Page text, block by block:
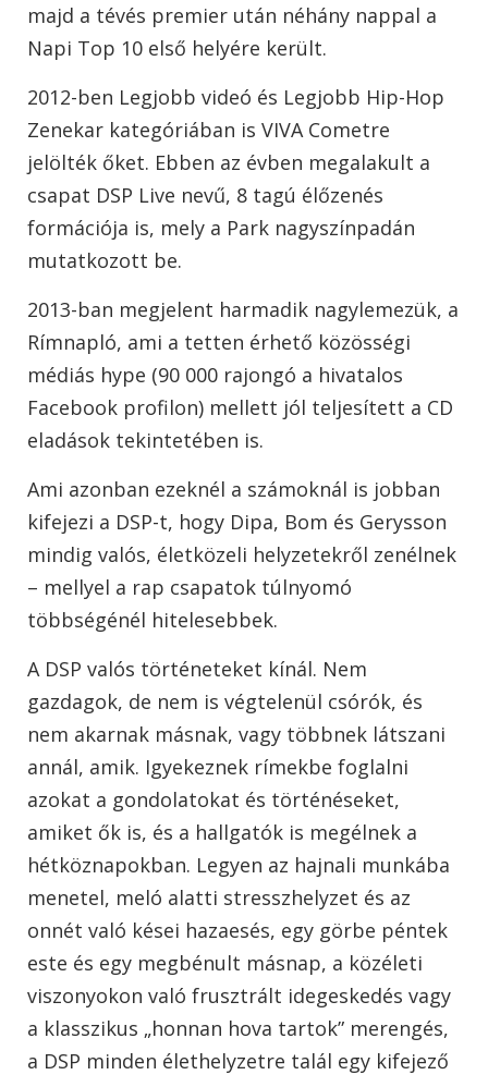
majd a tévés premier után néhány nappal a
Napi Top 10 első helyére került.
2012-ben Legjobb videó és Legjobb Hip-Hop
Zenekar kategóriában is VIVA Cometre
jelölték őket. Ebben az évben megalakult a
csapat DSP Live nevű, 8 tagú élőzenés
formációja is, mely a Park nagyszínpadán
mutatkozott be.
2013-ban megjelent harmadik nagylemezük, a
Rímnapló, ami a tetten érhető közösségi
médiás hype (90 000 rajongó a hivatalos
Facebook profilon) mellett jól teljesített a CD
eladások tekintetében is.
Ami azonban ezeknél a számoknál is jobban
kifejezi a DSP-t, hogy Dipa, Bom és Gerysson
mindig valós, életközeli helyzetekről zenélnek
– mellyel a rap csapatok túlnyomó
többségénél hitelesebbek.
A DSP valós történeteket kínál. Nem
gazdagok, de nem is végtelenül csórók, és
nem akarnak másnak, vagy többnek látszani
annál, amik. Igyekeznek rímekbe foglalni
azokat a gondolatokat és történéseket,
amiket ők is, és a hallgatók is megélnek a
hétköznapokban. Legyen az hajnali munkába
menetel, meló alatti stresszhelyzet és az
onnét való kései hazaesés, egy görbe péntek
este és egy megbénult másnap, a közéleti
viszonyokon való frusztrált idegeskedés vagy
a klasszikus „honnan hova tartok” merengés,
a DSP minden élethelyzetre talál egy kifejező